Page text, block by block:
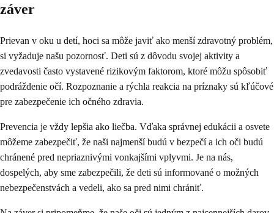
záver
Prievan v oku u detí, hoci sa môže javiť ako menší zdravotný problém,
si vyžaduje našu pozornosť. Deti sú z dôvodu svojej aktivity a
zvedavosti často vystavené rizikovým faktorom, ktoré môžu spôsobiť
podráždenie očí. Rozpoznanie a rýchla reakcia na príznaky sú kľúčové
pre zabezpečenie ich očného zdravia.
Prevencia je vždy lepšia ako liečba. Vďaka správnej edukácii a osvete
môžeme zabezpečiť, že naši najmenší budú v bezpečí a ich oči budú
chránené pred nepriaznivými vonkajšími vplyvmi. Je na nás,
dospelých, aby sme zabezpečili, že deti sú informované o možných
nebezpečenstvách a vedeli, ako sa pred nimi chrániť.